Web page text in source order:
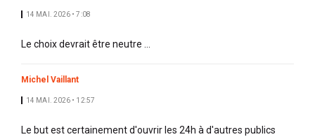
14 MAI. 2026 • 7:08
Le choix devrait être neutre …
Michel Vaillant
14 MAI. 2026 • 12:57
Le but est certainement d'ouvrir les 24h à d'autres publics